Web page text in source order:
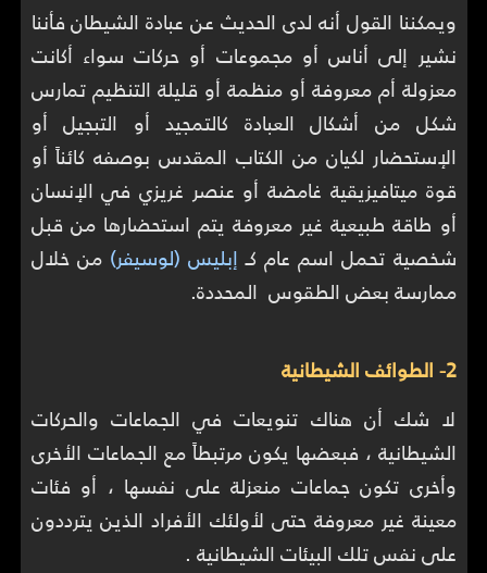
ويمكننا القول أنه لدى الحديث عن عبادة الشيطان فأننا
نشير إلى أناس أو مجموعات أو حركات سواء أكانت
معزولة أم معروفة أو منظمة أو قليلة التنظيم تمارس
شكل من أشكال العبادة كالتمجيد أو التبجيل أو
الإستحضار لكيان من الكتاب المقدس بوصفه كائناً أو
قوة ميتافيزيقية غامضة أو عنصر غريزي في الإنسان
أو طاقة طبيعية غير معروفة يتم استحضارها من قبل
شخصية تحمل اسم عام كـ إبليس (لوسيفر) من خلال
ممارسة بعض الطقوس المحددة.
2- الطوائف الشيطانية
لا شك أن هناك تنويعات في الجماعات والحركات
الشيطانية ، فبعضها يكون مرتبطاً مع الجماعات الأخرى
وأخرى تكون جماعات منعزلة على نفسها ، أو فئات
معينة غير معروفة حتى لأولئك الأفراد الذين يترددون
على نفس تلك البيئات الشيطانية .